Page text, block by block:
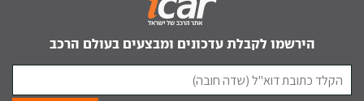
הירשמו לקבלת עדכונים ומבצעים בעולם הרכב